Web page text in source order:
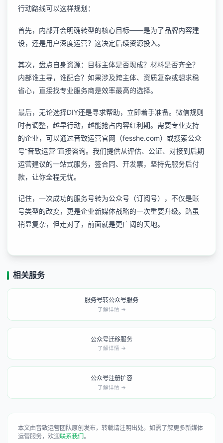
行动路线可以这样规划：
首先，内部开会明确转型的核心目标——是为了品牌内容建
设，还是用户深度运营？这决定后续资源投入。
其次，盘点自身资源：目标主体是否现成？材料是否齐全？
内部谁主导，谁配合？如果涉及跨主体、资质复杂或想求稳
省心，直接找专业服务商是效率最高的选择。
最后，无论选择DIY还是寻求帮助，立即着手准备。微信规则
时有调整，越早行动，越能抢占内容红利期。需要专业支持
的企业，可以通过音致运营官网（fesshe.com）或搜索公众
号“音致运营”直接咨询。我们提供从评估、公证、对接到后期
运营建议的一站式服务，签合同、开发票，坚持先服务后付
款，让你全程无忧。
记住，一次成功的服务号转为公众号（订阅号），不仅是账
号类型的改变，更是企业新媒体战略的一次重要升级。路虽
稍显复杂，但走对了，前面就是更广阔的天地。
相关服务
服务号转公众号服务
了解详情 →
公众号迁移服务
了解详情 →
公众号注册扩容
了解详情 →
本文由音致运营团队原创发布，转载请注明出处。如需了解更多新媒体
运营服务，欢迎联系我们。